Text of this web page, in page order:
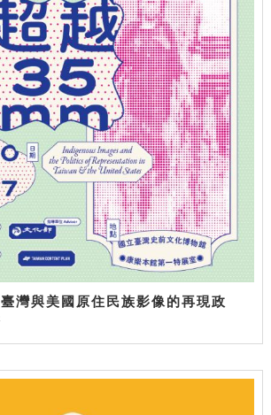
灣與美國原住民族影像的再現政